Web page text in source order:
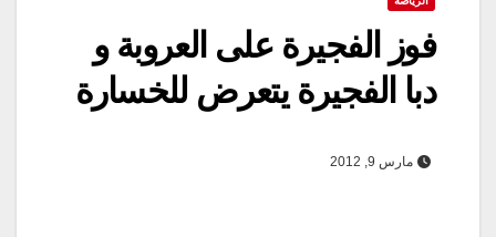
فوز الفجيرة على العروبة و
دبا الفجيرة يتعرض للخسارة
مارس 9, 2012